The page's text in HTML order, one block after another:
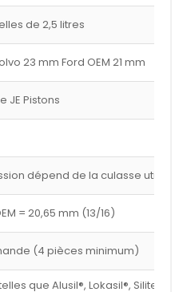
de 2,5 litres
23 mm Ford OEM 21 mm
JE Pistons
dépend de la culasse
= 20,65 mm (13/16)
(4 pièces minimum)
que Alusil®, Lokasil®, Silitec®,